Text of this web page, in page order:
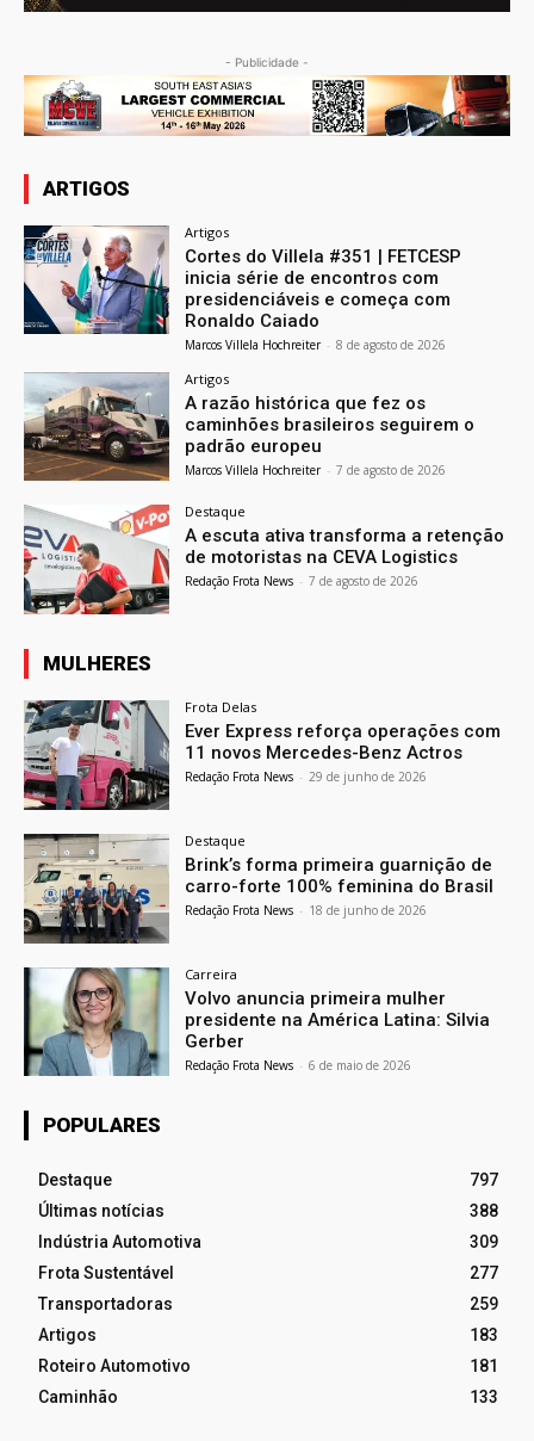
- Publicidade -
ARTIGOS
Artigos
Cortes do Villela #351 | FETCESP
inicia série de encontros com
presidenciáveis e começa com
Ronaldo Caiado
Marcos Villela Hochreiter - 8 de agosto de 2026
Artigos
A razão histórica que fez os
caminhões brasileiros seguirem o
padrão europeu
Marcos Villela Hochreiter - 7 de agosto de 2026
Destaque
A escuta ativa transforma a retenção
de motoristas na CEVA Logistics
Redação Frota News - 7 de agosto de 2026
MULHERES
Frota Delas
Ever Express reforça operações com
11 novos Mercedes-Benz Actros
Redação Frota News - 29 de junho de 2026
Destaque
Brink’s forma primeira guarnição de
carro-forte 100% feminina do Brasil
Redação Frota News - 18 de junho de 2026
Carreira
Volvo anuncia primeira mulher
presidente na América Latina: Silvia
Gerber
Redação Frota News - 6 de maio de 2026
POPULARES
Destaque
797
Últimas notícias
388
Indústria Automotiva
309
Frota Sustentável
277
Transportadoras
259
Artigos
183
Roteiro Automotivo
181
Caminhão
133